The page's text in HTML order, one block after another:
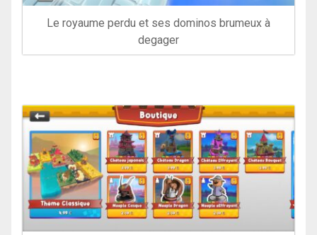
Le royaume perdu et ses dominos brumeux à
degager